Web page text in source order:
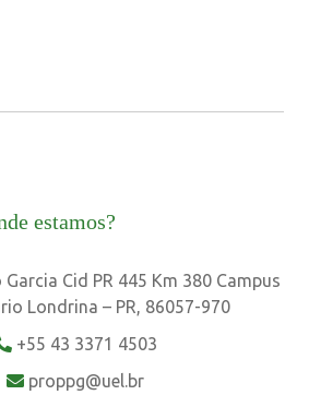
estamos?
Cid PR 445 Km 380 Campus
Londrina – PR, 86057-970
+55 43 3371 4503
proppg@uel.br